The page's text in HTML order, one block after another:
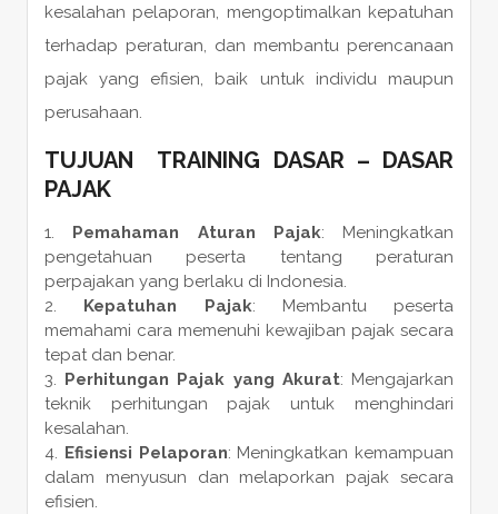
kesalahan pelaporan, mengoptimalkan kepatuhan
terhadap peraturan, dan membantu perencanaan
pajak yang efisien, baik untuk individu maupun
perusahaan.
TUJUAN TRAINING DASAR – DASAR
PAJAK
Pemahaman Aturan Pajak: Meningkatkan
pengetahuan peserta tentang peraturan
perpajakan yang berlaku di Indonesia.
Kepatuhan Pajak: Membantu peserta
memahami cara memenuhi kewajiban pajak secara
tepat dan benar.
Perhitungan Pajak yang Akurat: Mengajarkan
teknik perhitungan pajak untuk menghindari
kesalahan.
Efisiensi Pelaporan: Meningkatkan kemampuan
dalam menyusun dan melaporkan pajak secara
efisien.